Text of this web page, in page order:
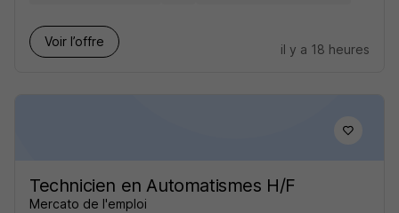
Voir l’offre
il y a 18 heures
Technicien en Automatismes H/F
Mercato de l'emploi